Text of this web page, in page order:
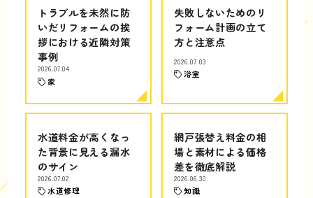
トラブルを未然に防
いだリフォームの挨
拶における近隣対策
事例
2026.07.04
家
失敗しないためのリ
フォーム計画の立て
方と注意点
2026.07.03
浴室
水道料金が高くなっ
た背景に見える漏水
のサイン
2026.07.02
水道修理
網戸張替え料金の相
場と素材による価格
差を徹底解説
2026.06.30
知識